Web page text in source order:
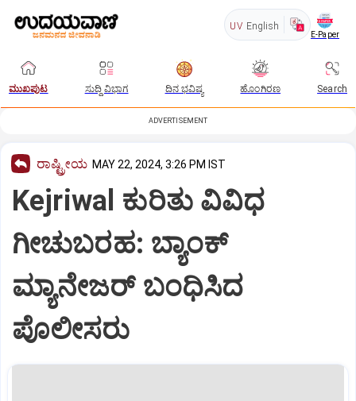
UV English
E-Paper
ಮುಖಪುಟ ಸುದ್ದಿ ವಿಭಾಗ ದಿನ ಭವಿಷ್ಯ ಹೊಂಗಿರಣ Search
ADVERTISEMENT
ರಾಷ್ಟ್ರೀಯ MAY 22, 2024, 3:26 PM IST
Kejriwal ಕುರಿತು ವಿವಿಧ
ಗೀಚುಬರಹ: ಬ್ಯಾಂಕ್‌
ಮ್ಯಾನೇಜರ್ ಬಂಧಿಸಿದ
ಪೊಲೀಸರು